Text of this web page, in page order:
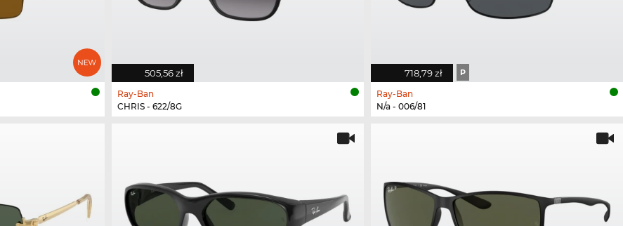
505,56 zł
Ray-Ban
CHRIS - 622/8G
718,79 zł P
Ray-Ban
N/a - 006/81